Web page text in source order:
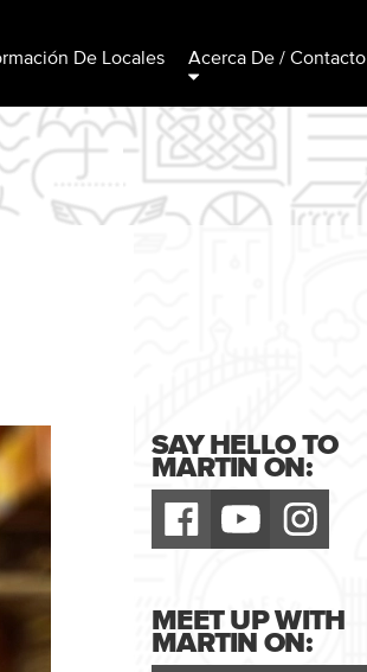
De Locales Acerca De / Contacto
SAY HELLO TO
MARTIN ON:
MEET UP WITH
MARTIN ON: